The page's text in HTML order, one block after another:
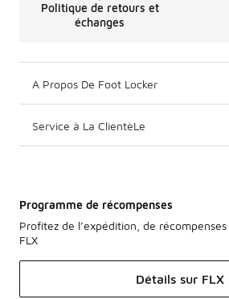
Politique de retours et
échanges
A Propos De Foot Locker
Service à La ClientèLe
Programme de récompenses
Profitez de l’expédition, de
FLX
Détails sur FLX